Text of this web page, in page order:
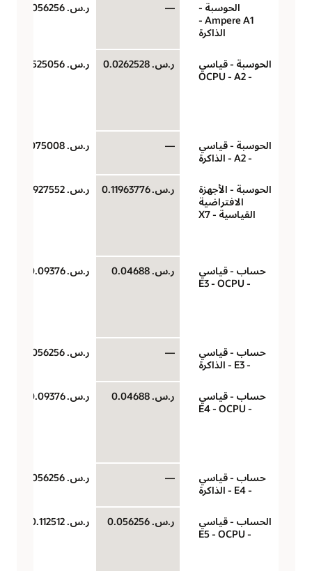
الحوسبة -
Ampere A1 -
الذاكرة
— ر.س.‏ 0.0056256
الحوسبة - قياسي
ر.س.‏ 0.0262528 ر.س.‏ 0.0525056
الحوسبة - قياسي
— ر.س.‏ 0.0075008
الحوسبة - الأجهزة
الافتراضية
القياسية - X7
ر.س.‏ 0.11963776 ر.س.‏ 0.23927552
حساب - قياسي
ر.س.‏ 0.04688 ر.س.‏ 0.09376
حساب - قياسي
— ر.س.‏ 0.0056256
حساب - قياسي
ر.س.‏ 0.04688 ر.س.‏ 0.09376
حساب - قياسي
— ر.س.‏ 0.0056256
الحساب - قياسي
ر.س.‏ 0.056256 ر.س.‏ 0.112512